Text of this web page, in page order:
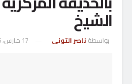
الشيخ
بواسطة ناصر التونى 17 مارس، 2026